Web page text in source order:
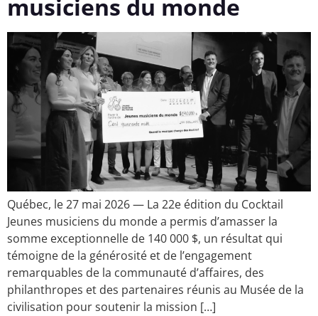
musiciens du monde
Québec, le 27 mai 2026 — La 22e édition du Cocktail
Jeunes musiciens du monde a permis d’amasser la
somme exceptionnelle de 140 000 $, un résultat qui
témoigne de la générosité et de l’engagement
remarquables de la communauté d’affaires, des
philanthropes et des partenaires réunis au Musée de la
civilisation pour soutenir la mission […]